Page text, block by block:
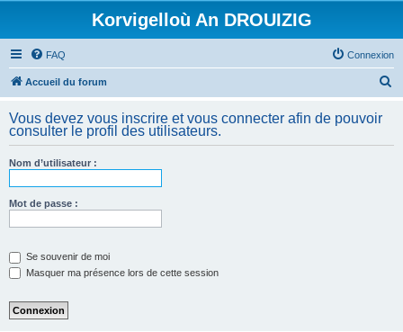
Korvigelloù An DROUIZIG
FAQ Connexion
Accueil du forum
h
Vous devez vous inscrire et vous connecter afin de pouvoir
consulter le profil des utilisateurs.
Nom d’utilisateur :
Mot de passe :
Se souvenir de moi
Masquer ma présence lors de cette session